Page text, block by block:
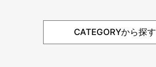
CATEGORYから探す